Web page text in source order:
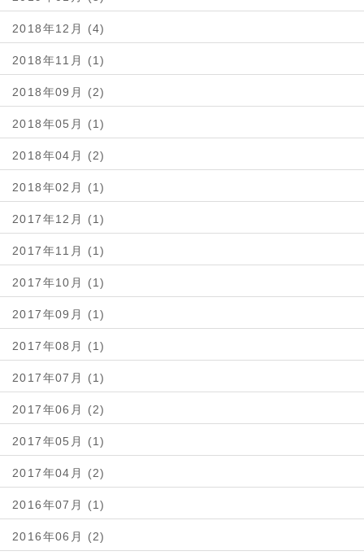
2018年12月 (4)
2018年11月 (1)
2018年09月 (2)
2018年05月 (1)
2018年04月 (2)
2018年02月 (1)
2017年12月 (1)
2017年11月 (1)
2017年10月 (1)
2017年09月 (1)
2017年08月 (1)
2017年07月 (1)
2017年06月 (2)
2017年05月 (1)
2017年04月 (2)
2016年07月 (1)
2016年06月 (2)